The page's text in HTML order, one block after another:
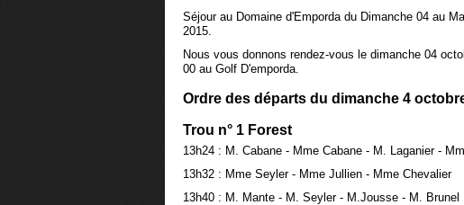
Séjour au Domaine d'Emporda du Dimanche 04 au
2015.
Nous vous donnons rendez-vous le dimanche 04
00 au Golf D'emporda.
Ordre des départs du dimanche 4
Trou n° 1 Forest
13h24 : M. Cabane - Mme Cabane - M. Laganier -
13h32 : Mme Seyler - Mme Jullien - Mme Chevalier
13h40 : M. Mante - M. Seyler - M.Jousse - M. Brunel